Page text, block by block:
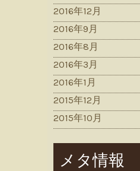
2016年12月
2016年9月
2016年8月
2016年3月
2016年1月
2015年12月
2015年10月
メタ情報